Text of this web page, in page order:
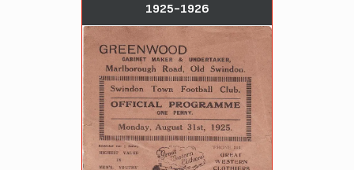
1925-1926